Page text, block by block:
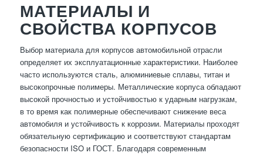
МАТЕРИАЛЫ И
СВОЙСТВА КОРПУСОВ
Выбор материала для корпусов автомобильной отрасли
определяет их эксплуатационные характеристики. Наиболее
часто используются сталь, алюминиевые сплавы, титан и
высокопрочные полимеры. Металлические корпуса обладают
высокой прочностью и устойчивостью к ударным нагрузкам,
в то время как полимерные обеспечивают снижение веса
автомобиля и устойчивость к коррозии. Материалы проходят
обязательную сертификацию и соответствуют стандартам
безопасности ISO и ГОСТ. Благодаря современным